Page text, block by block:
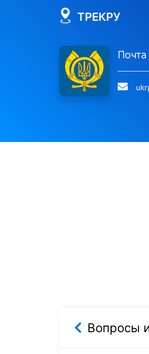
ТРЕКРУ
Вопросы